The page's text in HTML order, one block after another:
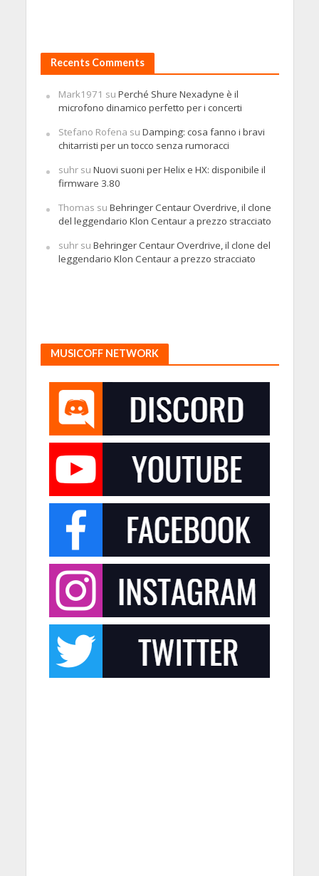
Recents Comments
Mark1971 su Perché Shure Nexadyne è il
microfono dinamico perfetto per i concerti
Stefano Rofena su Damping: cosa fanno i bravi
chitarristi per un tocco senza rumoracci
suhrsu Nuovi suoni per Helix e HX: disponibile il
firmware 3.80
Thomas su Behringer Centaur Overdrive, il clone
del leggendario Klon Centaur a prezzo stracciato
suhrsu Behringer Centaur Overdrive, il clone del
leggendario Klon Centaur a prezzo stracciato
MUSICOFF NETWORK